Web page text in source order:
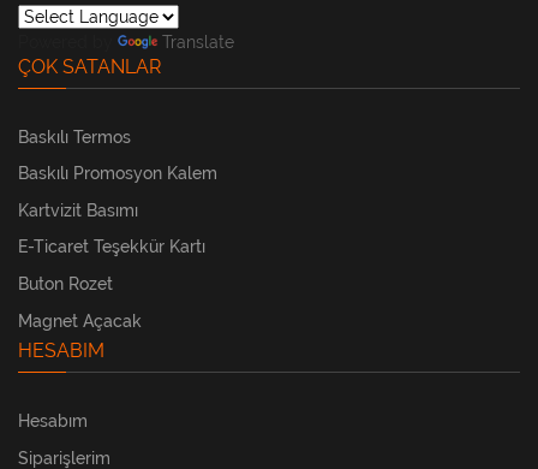
Translate
ÇOK SATANLAR
Baskılı Termos
Baskılı Promosyon Kalem
Kartvizit Basımı
E-Ticaret Teşekkür Kartı
Buton Rozet
Magnet Açacak
HESABIM
Hesabım
Siparişlerim